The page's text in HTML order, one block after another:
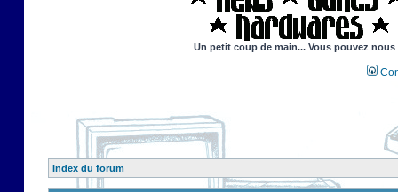
Un petit coup de main... Vous pouvez
Index du forum